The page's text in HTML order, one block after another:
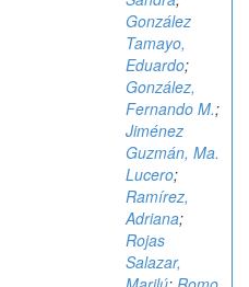
González
Tamayo,
Eduardo;
González,
Fernando M.;
Jiménez
Guzmán, Ma.
Lucero;
Ramírez,
Adriana;
Rojas
Salazar,